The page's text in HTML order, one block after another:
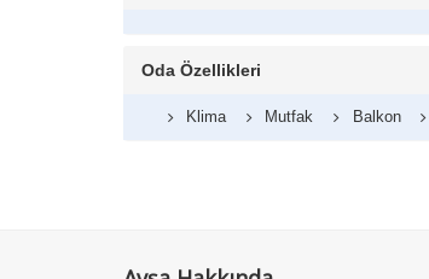
Oda Özellikleri
Klima Mutfak Balkon